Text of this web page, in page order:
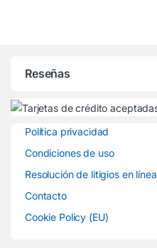
Reseñas
Política privacidad
Condiciones de uso
Resolución de litigios en línea
Contacto
Cookie Policy (EU)